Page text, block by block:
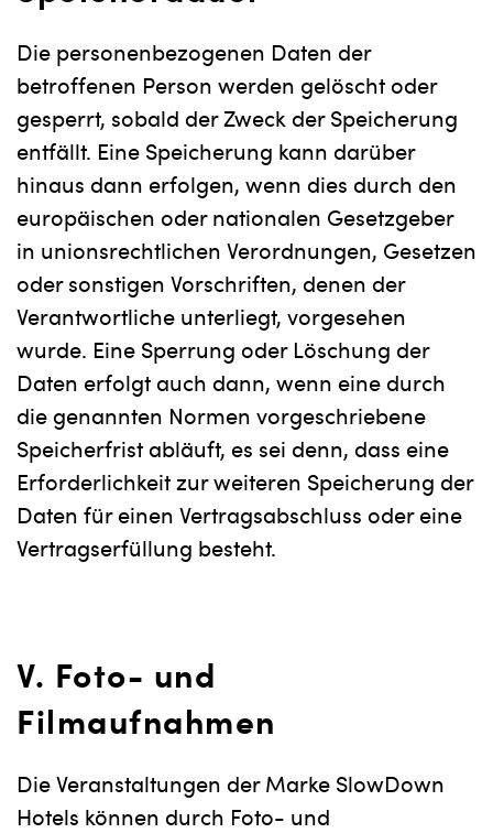
Die personenbezogenen Daten der
betroffenen Person werden gelöscht oder
gesperrt, sobald der Zweck der Speicherung
entfällt. Eine Speicherung kann darüber
hinaus dann erfolgen, wenn dies durch den
europäischen oder nationalen Gesetzgeber
in unionsrechtlichen Verordnungen, Gesetzen
oder sonstigen Vorschriften, denen der
Verantwortliche unterliegt, vorgesehen
wurde. Eine Sperrung oder Löschung der
Daten erfolgt auch dann, wenn eine durch
die genannten Normen vorgeschriebene
Speicherfrist abläuft, es sei denn, dass eine
Erforderlichkeit zur weiteren Speicherung der
Daten für einen Vertragsabschluss oder eine
Vertragserfüllung besteht.
V. Foto- und
Filmaufnahmen
Die Veranstaltungen der Marke SlowDown
Hotels können durch Foto- und